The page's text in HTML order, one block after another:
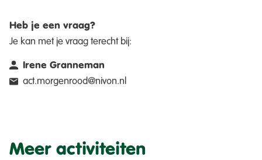
Heb je een vraag?
Je kan met je vraag terecht bij:
Irene Granneman
act.morgenrood@nivon.nl
Meer activiteiten